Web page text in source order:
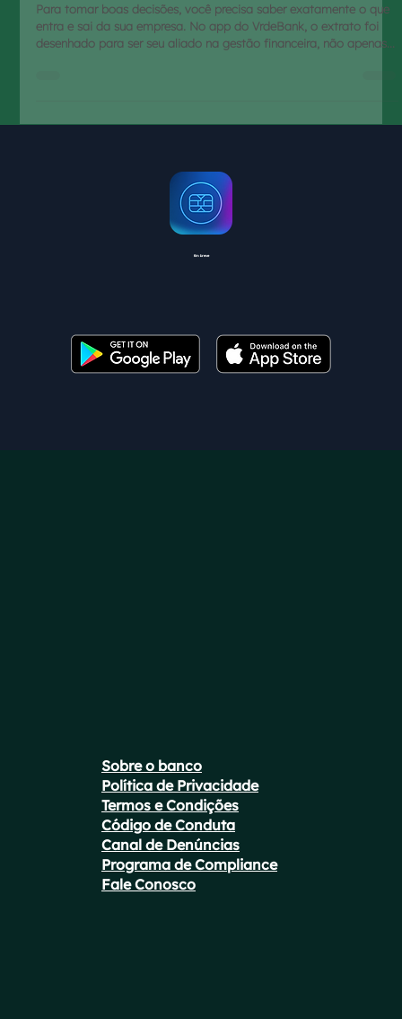
Para tomar boas decisões, você precisa saber exatamente o que
entra e sai da sua empresa. No app do VrdeBank, o extrato foi
desenhado para ser seu aliado na gestão financeira, não apenas
transação? Fiz uma transferência ou pagamento e não a
Em breve
Sobre o banco
Política de Privacidade
Termos e Condições
Código de Conduta
Canal de Denúncias
Programa de Compliance
Fale Conosco